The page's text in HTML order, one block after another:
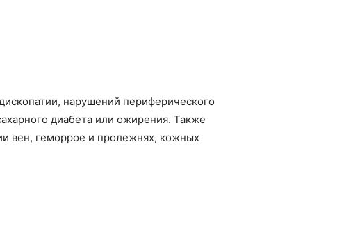
нарушений периферического
диабета или ожирения. Также
вен, геморрое и пролежнях, кожных